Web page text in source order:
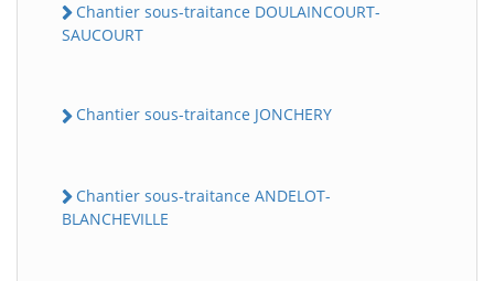
Chantier sous-traitance DOULAINCOURT-
SAUCOURT
Chantier sous-traitance JONCHERY
Chantier sous-traitance ANDELOT-
BLANCHEVILLE